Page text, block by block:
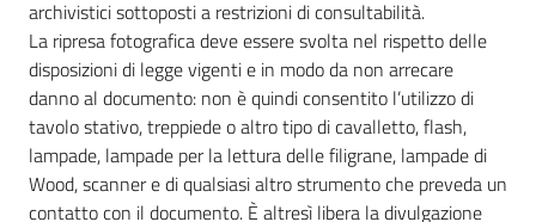
Catalogo
on line
Eventi
Chiedi al
bibliotecario
archivistici sottoposti a restrizioni di consultabilità.
La ripresa fotografica deve essere svolta nel rispetto delle
disposizioni di legge vigenti e in modo da non arrecare
danno al documento: non è quindi consentito l’utilizzo di
tavolo stativo, treppiede o altro tipo di cavalletto, flash,
lampade, lampade per la lettura delle filigrane, lampade di
Wood, scanner e di qualsiasi altro strumento che preveda un
contatto con il documento. È altresì libera la divulgazione